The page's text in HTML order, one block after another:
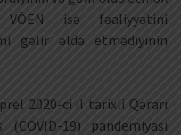
VÖEN isə fəaliyyətini
gəlir əldə etmədiyinin
2020-ci il tarixli Qərarı
19) pandemiyası